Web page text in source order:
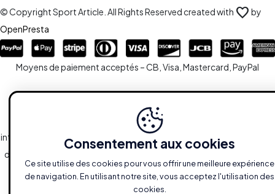
© Copyright Sport Article. All Rights Reserved created with favorite by
OpenPresta
Moyens de paiement acceptés – CB, Visa, Mastercard, PayPal
Le site est la propriété de la S.A.R.L SPORTARTICLE en sa totalité,
ainsi que l'ensemble des droits y afférents. Toute reproduction,
intégrale ou partielle, est systématiquement soumise à l'autorisation
des propriétaires. Toutefois, les liaisons du type hypertextes vers le
site sont autorisées sans demandes spécifiques.
Consentement aux cookies
Ce site utilise des cookies pour vous offrir une meilleure expérience
de navigation. En utilisant notre site, vous acceptez l'utilisation des
cookies.